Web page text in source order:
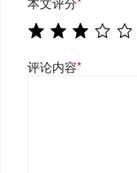
评论内容*